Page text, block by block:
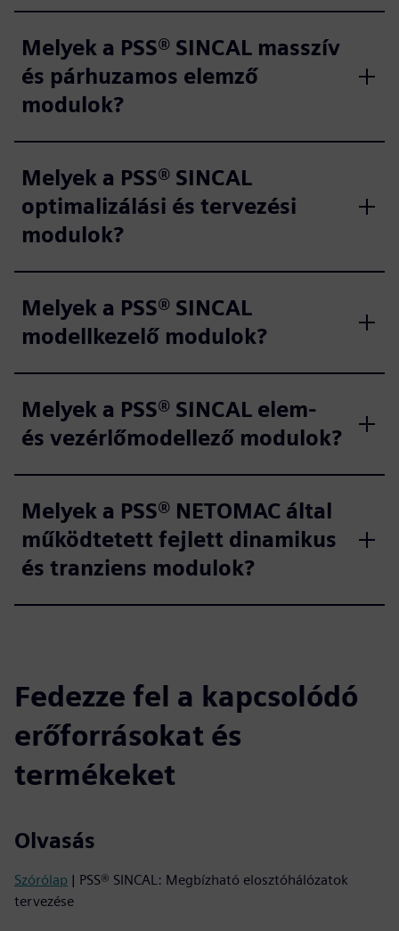
Melyek a PSS® SINCAL masszív
és párhuzamos elemző
modulok?
Melyek a PSS® SINCAL
optimalizálási és tervezési
modulok?
Melyek a PSS® SINCAL
modellkezelő modulok?
Melyek a PSS® SINCAL elem-
és vezérlőmodellező modulok?
Melyek a PSS® NETOMAC által
működtetett fejlett dinamikus
és tranziens modulok?
Fedezze fel a kapcsolódó
erőforrásokat és
termékeket
Olvasás
Szórólap | PSS® SINCAL: Megbízható elosztóhálózatok
tervezése